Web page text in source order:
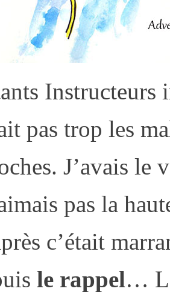
Instructeurs
pas trop les
J’avais
pas la
c’était
le rappel…